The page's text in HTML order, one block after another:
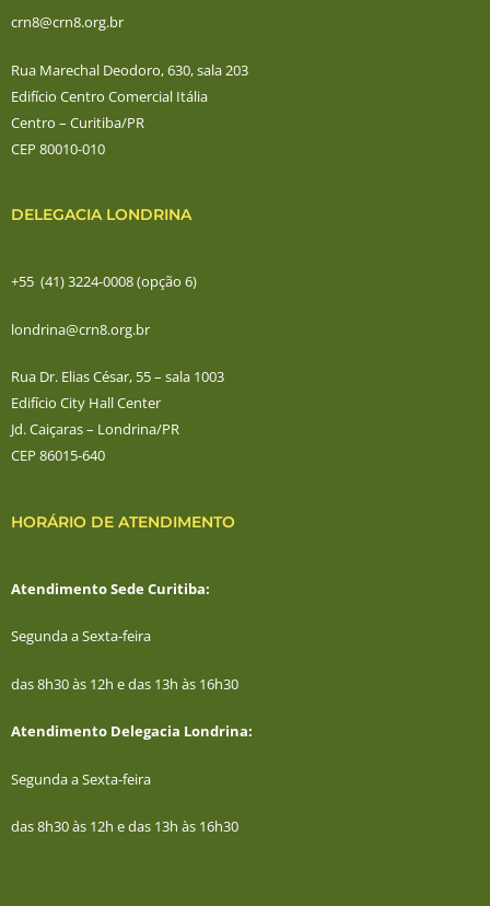
crn8@crn8.org.br
Rua Marechal Deodoro, 630, sala 203
Edifício Centro Comercial Itália
Centro – Curitiba/PR
CEP 80010-010
DELEGACIA LONDRINA
+55 (41) 3224-0008 (opção 6)
londrina@crn8.org.br
Rua Dr. Elias César, 55 – sala 1003
Edifício City Hall Center
Jd. Caiçaras – Londrina/PR
CEP 86015-640
HORÁRIO DE ATENDIMENTO
Atendimento Sede Curitiba:
Segunda a Sexta-feira
das 8h30 às 12h e das 13h às 16h30
Atendimento Delegacia Londrina:
Segunda a Sexta-feira
das 8h30 às 12h e das 13h às 16h30